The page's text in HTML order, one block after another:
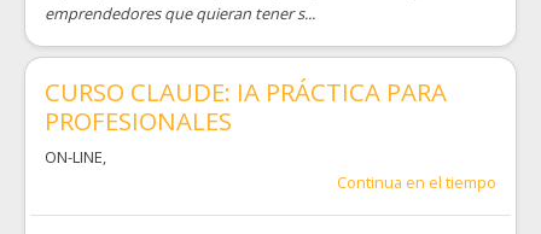
emprendedores que quieran tener s...
CURSO CLAUDE: IA PRÁCTICA PARA
PROFESIONALES
ON-LINE,
Continua en el tiempo